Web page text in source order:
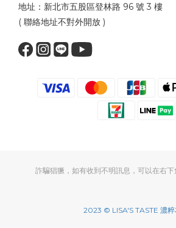
地址：新北市五股區登林路 96 號 3 樓
( 聯絡地址不對外開放 )
詐騙猖獗，如有收到不明訊息，可以在右下
2023 © LISA'S TASTE 濃